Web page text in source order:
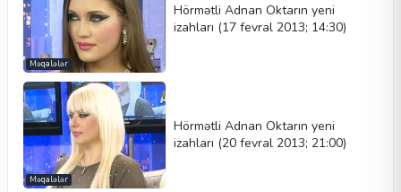
Məqalələr
Hörmətli Adnan Oktarın yeni
izahları (17 fevral 2013; 14:30)
Məqalələr
Hörmətli Adnan Oktarın yeni
izahları (20 fevral 2013; 21:00)